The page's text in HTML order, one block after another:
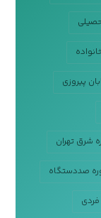
پیروزی
شرق تهران
صددستگاه